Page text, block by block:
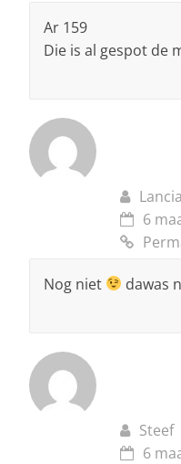
Ar 159
Die is al gespot de
6
Nog niet
dawas
Steef
6